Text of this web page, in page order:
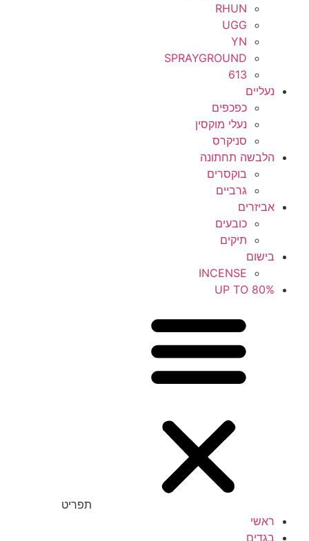
RHUN
UGG
YN
SPRAYGROUND
613
נעליים
כפכפים
נעלי מוקסין
סניקרס
הלבשה תחתונה
בוקסרים
גרביים
אביזרים
כובעים
תיקים
בישום
INCENSE
UP TO 80%
תפריט
ראשי
בגדים